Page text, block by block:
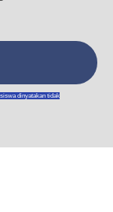
dinyatakan tidak